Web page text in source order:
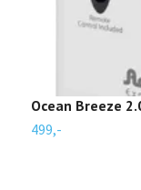
Ocean Breeze
499,-